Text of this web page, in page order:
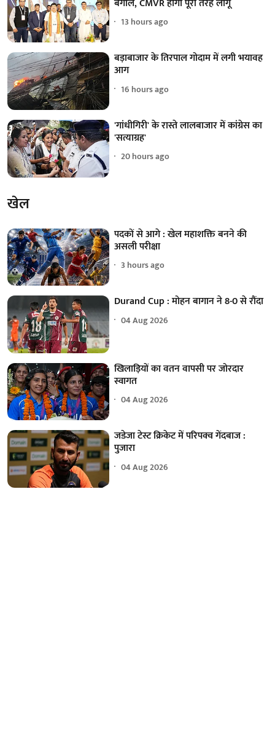
13 hours ago
बड़ाबाजार के तिरपाल गोदाम में लगी भयावह
आग
16 hours ago
'गांधीगिरी' के रास्ते लालबाजार में कांग्रेस का
'सत्याग्रह'
20 hours ago
खेल
पदकों से आगे : खेल महाशक्ति बनने की
असली परीक्षा
3 hours ago
Durand Cup : मोहन बागान ने 8-0 से रौंदा
04 Aug 2026
खिलाड़ियों का वतन वापसी पर जोरदार
स्वागत
04 Aug 2026
जडेजा टेस्ट क्रिकेट में परिपक्व गेंदबाज :
पुजारा
04 Aug 2026